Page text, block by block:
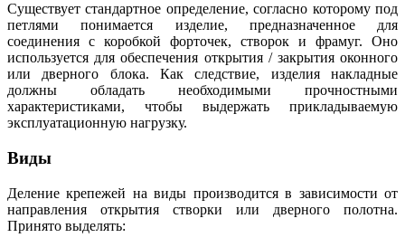
Существует стандартное определение, согласно которому под
петлями понимается изделие, предназначенное для
соединения с коробкой форточек, створок и фрамуг. Оно
используется для обеспечения открытия / закрытия оконного
или дверного блока. Как следствие, изделия накладные
должны обладать необходимыми прочностными
характеристиками, чтобы выдержать прикладываемую
эксплуатационную нагрузку.
Виды
Деление крепежей на виды производится в зависимости от
направления открытия створки или дверного полотна.
Принято выделять: